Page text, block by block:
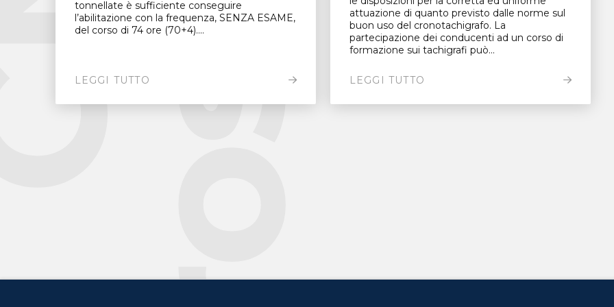
tonnellate è sufficiente conseguire
l’abilitazione con la frequenza, SENZA ESAME,
del corso di 74 ore (70+4)....
LEGGI TUTTO
attuazione di quanto previsto dalle norme sul
buon uso del cronotachigrafo. La
partecipazione dei conducenti ad un corso di
formazione sui tachigrafi può...
LEGGI TUTTO